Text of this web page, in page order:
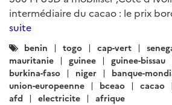
intermédiaire du cacao : le prix
suite
Catégories
:
benin togo cap-vert
mauritanie
guinee guinee-bissau
burkina-faso
niger
banque-
union-europeenne
bceao cacao
afd
electricite afrique